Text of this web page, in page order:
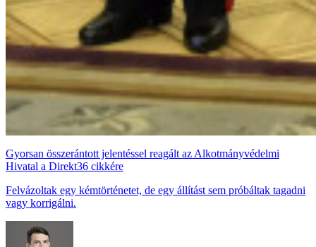
Gyorsan összerántott jelentéssel reagált az Alkotmányvédelmi
Hivatal a Direkt36 cikkére
Felvázoltak egy kémtörténetet, de egy állítást sem próbáltak tagadni
vagy korrigálni.